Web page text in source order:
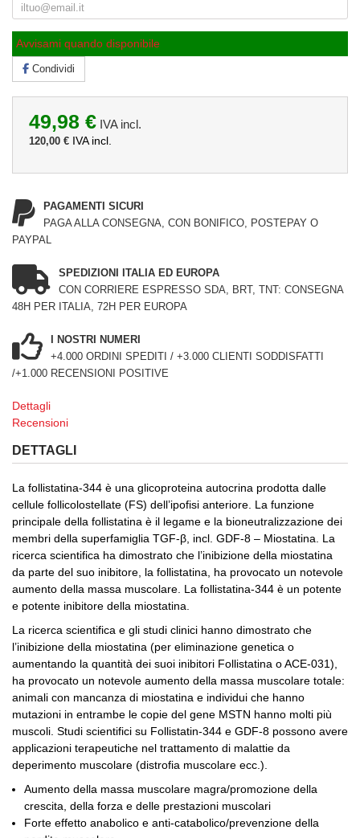
Avvisami quando disponibile
Condividi
49,98 € IVA incl.
120,00 € IVA incl.
PAGAMENTI SICURI
PAGA ALLA CONSEGNA, CON BONIFICO, POSTEPAY O
PAYPAL
SPEDIZIONI ITALIA ED EUROPA
CON CORRIERE ESPRESSO SDA, BRT, TNT: CONSEGNA
48H PER ITALIA, 72H PER EUROPA
I NOSTRI NUMERI
+4.000 ORDINI SPEDITI / +3.000 CLIENTI SODDISFATTI
/+1.000 RECENSIONI POSITIVE
Dettagli
Recensioni
DETTAGLI
La follistatina-344 è una glicoproteina autocrina prodotta dalle
cellule follicolostellate (FS) dell’ipofisi anteriore. La funzione
principale della follistatina è il legame e la bioneutralizzazione dei
membri della superfamiglia TGF-β, incl. GDF-8 – Miostatina. La
ricerca scientifica ha dimostrato che l’inibizione della miostatina
da parte del suo inibitore, la follistatina, ha provocato un notevole
aumento della massa muscolare. La follistatina-344 è un potente
e potente inibitore della miostatina.
La ricerca scientifica e gli studi clinici hanno dimostrato che
l’inibizione della miostatina (per eliminazione genetica o
aumentando la quantità dei suoi inibitori Follistatina o ACE-031),
ha provocato un notevole aumento della massa muscolare totale:
animali con mancanza di miostatina e individui che hanno
mutazioni in entrambe le copie del gene MSTN hanno molti più
muscoli. Studi scientifici su Follistatin-344 e GDF-8 possono avere
applicazioni terapeutiche nel trattamento di malattie da
deperimento muscolare (distrofia muscolare ecc.).
Aumento della massa muscolare magra/promozione della
crescita, della forza e delle prestazioni muscolari
Forte effetto anabolico e anti-catabolico/prevenzione della